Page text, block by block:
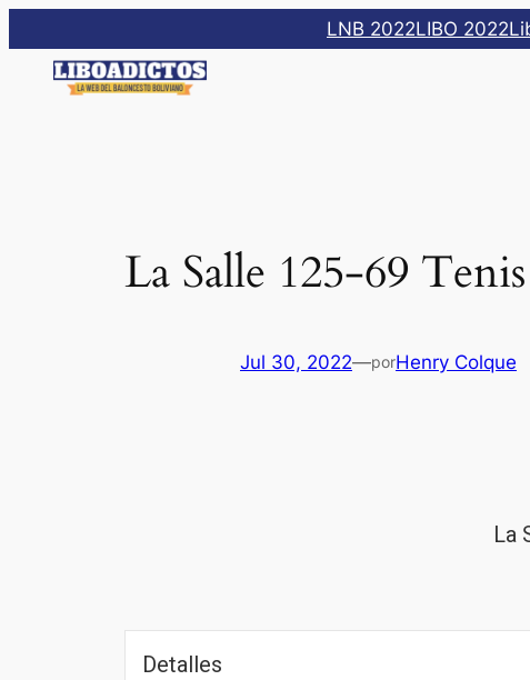
al
contenido
LNB 2022LIBO 2022
La Salle 125-69 Tenis
Jul 30, 2022—porHenry Colque
La
Detalles